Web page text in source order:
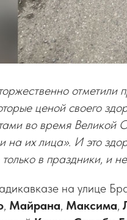
отметили
ценой своего
во время Великой
на их лица». И это
в праздники, и
на улице
, Майрана, Максима,